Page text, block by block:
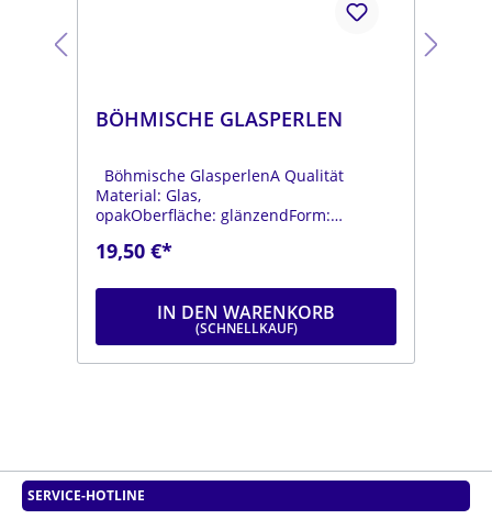
BÖHMISCHE GLASPERLEN
Böhmische GlasperlenA Qualität
Material: Glas,
opakOberfläche: glänzendForm:
moosgrünDurchmesser: ca. 6 mmLänge:
19,50 €*
IN DEN WARENKORB
SERVICE-HOTLINE